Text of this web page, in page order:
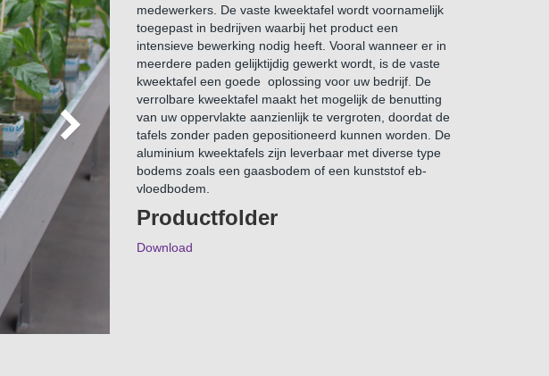
medewerkers. De vaste kweektafel wordt voornamelijk
toegepast in bedrijven waarbij het product een
intensieve bewerking nodig heeft. Vooral wanneer er in
meerdere paden gelijktijdig gewerkt wordt, is de vaste
kweektafel een goede oplossing voor uw bedrijf. De
verrolbare kweektafel maakt het mogelijk de benutting
van uw oppervlakte aanzienlijk te vergroten, doordat de
tafels zonder paden gepositioneerd kunnen worden. De
aluminium kweektafels zijn leverbaar met diverse type
bodems zoals een gaasbodem of een kunststof eb-
vloedbodem.
Productfolder
Download